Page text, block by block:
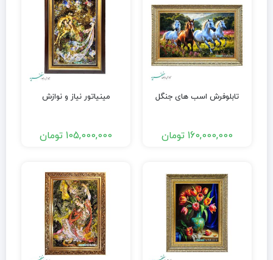
تابلوفرش اسب های جنگل
160,000,000 تومان
مینیاتور نیاز و نوازش
105,000,000 تومان